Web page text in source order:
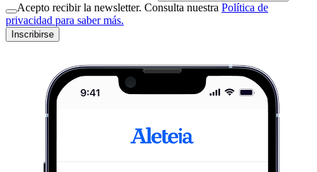
Acepto recibir la newsletter. Consulta nuestra Política de
privacidad para saber más.
Inscribirse